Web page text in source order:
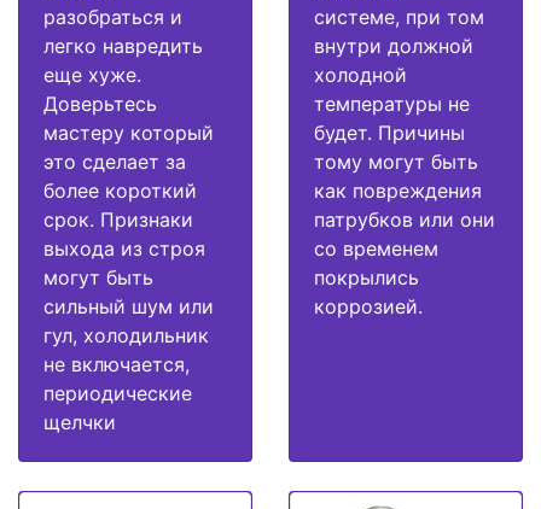
разобраться и
легко навредить
еще хуже.
Доверьтесь
мастеру который
это сделает за
более короткий
срок. Признаки
выхода из строя
могут быть
сильный шум или
гул, холодильник
не включается,
периодические
щелчки
системе, при том
внутри должной
холодной
температуры не
будет. Причины
тому могут быть
как повреждения
патрубков или они
со временем
покрылись
коррозией.